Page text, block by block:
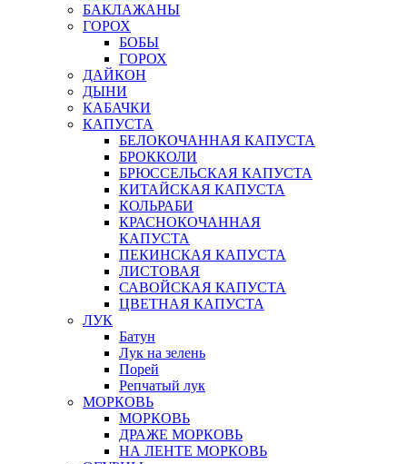
БАКЛАЖАНЫ
ГОРОХ
БОБЫ
ГОРОХ
ДАЙКОН
ДЫНИ
КАБАЧКИ
КАПУСТА
БЕЛОКОЧАННАЯ КАПУСТА
БРОККОЛИ
БРЮССЕЛЬСКАЯ КАПУСТА
КИТАЙСКАЯ КАПУСТА
КОЛЬРАБИ
КРАСНОКОЧАННАЯ
КАПУСТА
ПЕКИНСКАЯ КАПУСТА
ЛИСТОВАЯ
САВОЙСКАЯ КАПУСТА
ЦВЕТНАЯ КАПУСТА
ЛУК
Батун
Лук на зелень
Порей
Репчатый лук
МОРКОВЬ
МОРКОВЬ
ДРАЖЕ МОРКОВЬ
НА ЛЕНТЕ МОРКОВЬ